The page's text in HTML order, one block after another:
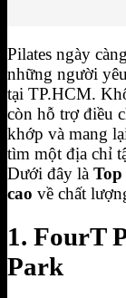
Pilates ngày
những người
tại TP.HCM.
còn hỗ trợ điều
khớp và mang
tìm một địa chỉ
Dưới đây là
cao về chất
1. FourT
Park